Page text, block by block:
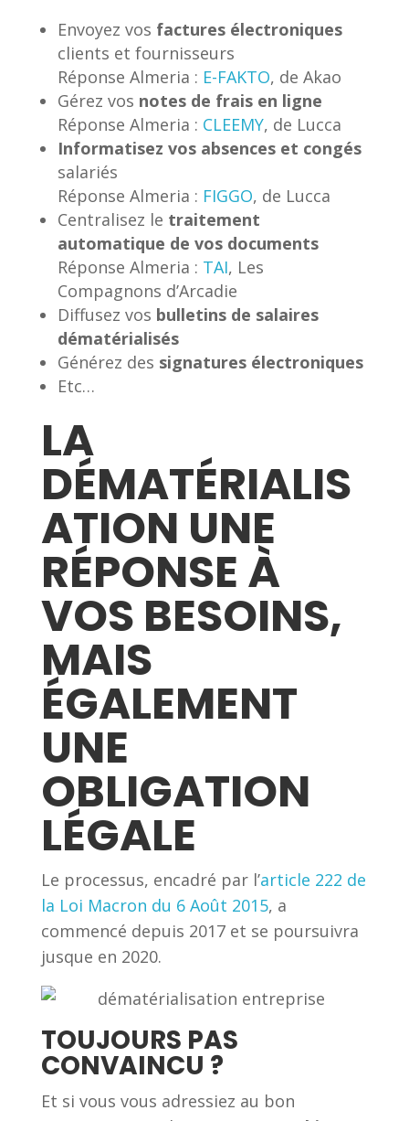
Envoyez vos factures électroniques
clients et fournisseurs
Réponse Almeria : E-FAKTO, de Akao
Gérez vos notes de frais en ligne
Réponse Almeria : CLEEMY, de Lucca
Informatisez vos absences et congés
salariés
Réponse Almeria : FIGGO, de Lucca
Centralisez le traitement
automatique de vos documents
Réponse Almeria : TAI, Les
Compagnons d’Arcadie
Diffusez vos bulletins de salaires
dématérialisés
Générez des signatures électroniques
Etc…
LA
DÉMATÉRIALIS
ATION UNE
RÉPONSE À
VOS BESOINS,
MAIS
ÉGALEMENT
UNE
OBLIGATION
LÉGALE
Le processus, encadré par l’article 222 de
la Loi Macron du 6 Août 2015, a
commencé depuis 2017 et se poursuivra
jusque en 2020.
TOUJOURS PAS
CONVAINCU ?
Et si vous vous adressiez au bon